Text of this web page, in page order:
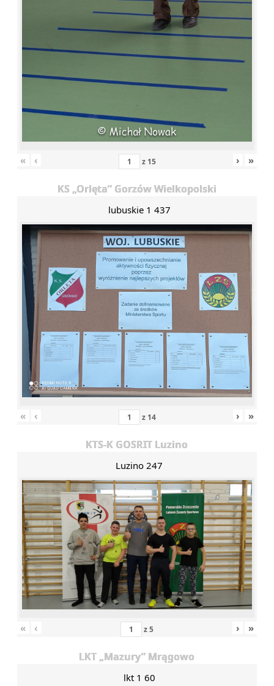
« ‹ z 15 › »
KS „Orlęta” Gorzów Wielkopolski
lubuskie 1 437
« ‹ z 14 › »
KTS-K GOSRIT Luzino
Luzino 247
« ‹ z5 › »
LKT „Mazury” Mrągowo
lkt 1 60